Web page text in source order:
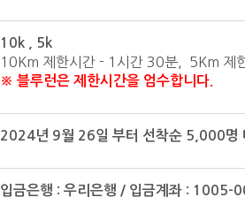
10k , 5k
10Km 제한시간 - 1시간 30분, 5Km 제
※ 블루런은 제한시간을 엄수합니다.
2024년 9월 26일 부터 선착순 5,000명
입금은행 : 우리은행 / 입금계좌 : 1005-